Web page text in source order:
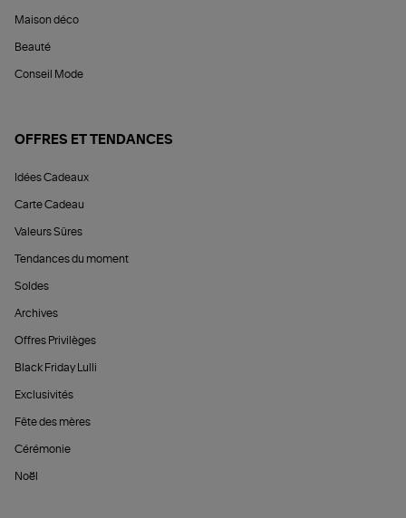
Maison déco
Beauté
Conseil Mode
OFFRES ET TENDANCES
Idées Cadeaux
Carte Cadeau
Valeurs Sûres
Tendances du moment
Soldes
Archives
Offres Privilèges
Black Friday Lulli
Exclusivités
Fête des mères
Cérémonie
Noël